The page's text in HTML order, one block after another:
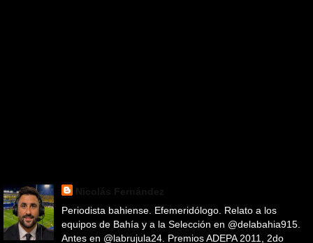
Periodista bahiense. Efemeridólogo. Relato a los
equipos de Bahía y a la Selección en @delabahia915.
Antes en @labrujula24. Premios ADEPA 2011, 2do